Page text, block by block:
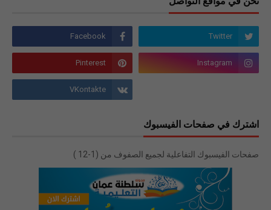
اشترك في صفحات الفيسبوك
صفحات الفيسبوك التفاعلية لجميع الصفوف من (1-12 )